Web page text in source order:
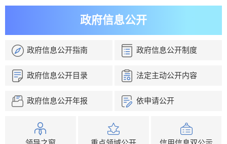
政府信息公开
政府信息公开指南 政府信息公开制度
政府信息公开目录 法定主动公开内容
政府信息公开年报 依申请公开